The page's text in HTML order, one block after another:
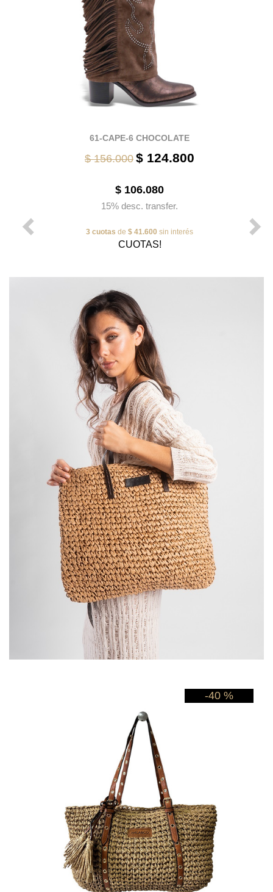
61-CAPE-6 CHOCOLATE
$ 156.000 $ 124.800
$ 106.080
15% desc. transfer.
3 cuotas de $ 41.600 sin interés
CUOTAS!
-40 %